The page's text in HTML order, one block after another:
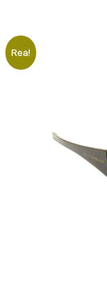
Rea!